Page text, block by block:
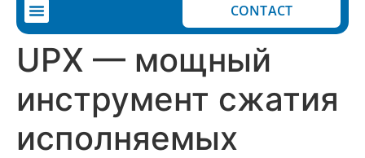
CONTACT
UPX — мощный
инструмент сжатия
исполняемых